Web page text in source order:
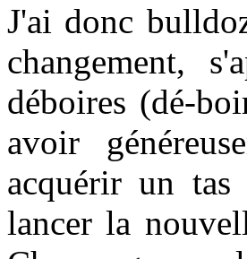
J'ai donc
changement,
déboires (dé-
avoir
acquérir un tas
lancer la